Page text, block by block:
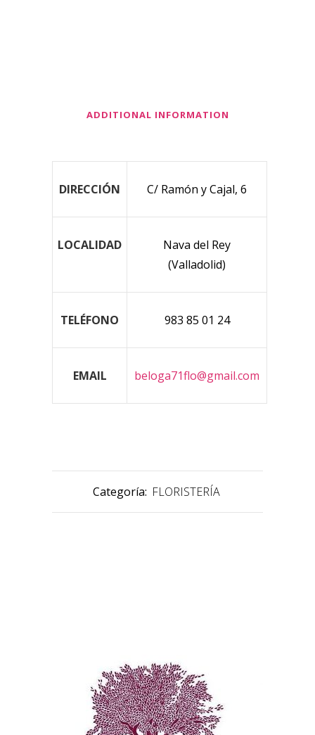
ADDITIONAL INFORMATION
DIRECCIÓN C/ Ramón y Cajal, 6
LOCALIDAD
Nava del Rey
(Valladolid)
TELÉFONO 983 85 01 24
EMAIL beloga71flo@gmail.com
Categoría: FLORISTERÍA